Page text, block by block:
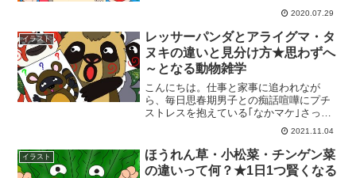
品の中で、私が最も好きな映画が｢となり
のトトロ｣★今回は、｢となりのトトロ｣に
関する雑学を集め...
2020.07.29
イラスト
レッサーパンダとアライグマ・タ
ヌキの違いと見分け方★思わずへ
～となる動物雑学
こんにちは。仕事と家事に追われなが
ら、毎日思春期男子との痴話喧嘩にプチ
ストレスを抱えている｢なかマケ｣さっぴ
ぃです。先日、職場でとあるイラストを
見つけて同僚と議論に。私:｢可愛い！ア
ライグマだねー。｣同僚:｢え？レッサーパ
ンダじゃない？｣ん...
2021.11.04
イラスト
ほうれん草・小松菜・チンゲン菜
の違いって何？★1日1つ賢くなる